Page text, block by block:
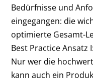
Bedürfnisse und
eingegangen: die
optimierte Gesamt-
Best Practice Ansatz
Nur wer die
kann auch ein